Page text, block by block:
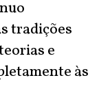
tradições
e
às